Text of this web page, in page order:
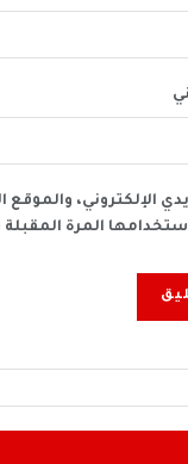
الإلكتروني، والموقع
المرة